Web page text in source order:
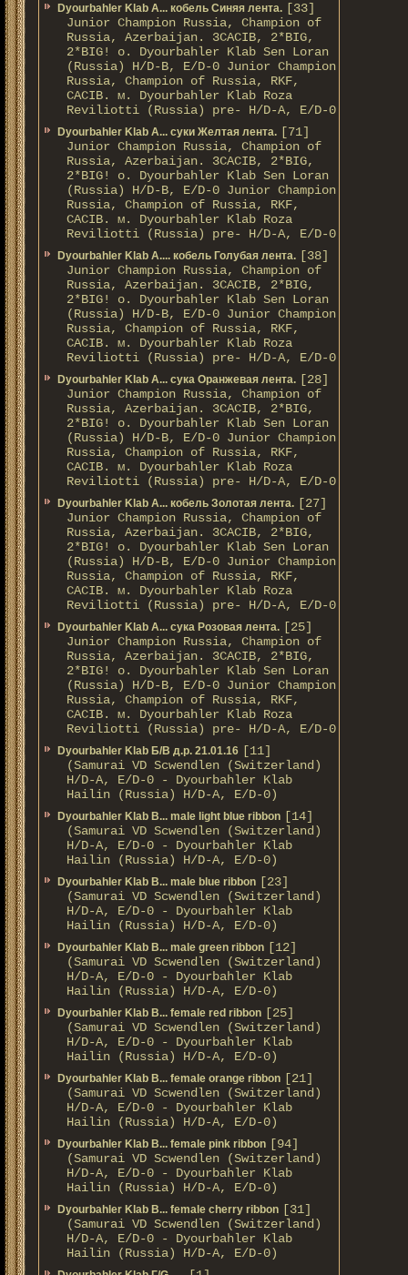
Dyourbahler Klab A... кобель Синяя лента. [33]
Junior Champion Russia, Champion of
Russia, Azerbaijan. 3CACIB, 2*BIG,
2*BIG! о. Dyourbahler Klab Sen Loran
(Russia) H/D-B, E/D-0 Junior Champion
Russia, Champion of Russia, RKF,
CACIB. м. Dyourbahler Klab Roza
Reviliotti (Russia) pre- H/D-A, E/D-0
Dyourbahler Klab A... суки Желтая лента. [71]
Junior Champion Russia, Champion of
Russia, Azerbaijan. 3CACIB, 2*BIG,
2*BIG! о. Dyourbahler Klab Sen Loran
(Russia) H/D-B, E/D-0 Junior Champion
Russia, Champion of Russia, RKF,
CACIB. м. Dyourbahler Klab Roza
Reviliotti (Russia) pre- H/D-A, E/D-0
Dyourbahler Klab A.... кобель Голубая лента. [38]
Junior Champion Russia, Champion of
Russia, Azerbaijan. 3CACIB, 2*BIG,
2*BIG! о. Dyourbahler Klab Sen Loran
(Russia) H/D-B, E/D-0 Junior Champion
Russia, Champion of Russia, RKF,
CACIB. м. Dyourbahler Klab Roza
Reviliotti (Russia) pre- H/D-A, E/D-0
Dyourbahler Klab A... сука Оранжевая лента. [28]
Junior Champion Russia, Champion of
Russia, Azerbaijan. 3CACIB, 2*BIG,
2*BIG! о. Dyourbahler Klab Sen Loran
(Russia) H/D-B, E/D-0 Junior Champion
Russia, Champion of Russia, RKF,
CACIB. м. Dyourbahler Klab Roza
Reviliotti (Russia) pre- H/D-A, E/D-0
Dyourbahler Klab A... кобель Золотая лента. [27]
Junior Champion Russia, Champion of
Russia, Azerbaijan. 3CACIB, 2*BIG,
2*BIG! о. Dyourbahler Klab Sen Loran
(Russia) H/D-B, E/D-0 Junior Champion
Russia, Champion of Russia, RKF,
CACIB. м. Dyourbahler Klab Roza
Reviliotti (Russia) pre- H/D-A, E/D-0
Dyourbahler Klab A... сука Розовая лента. [25]
Junior Champion Russia, Champion of
Russia, Azerbaijan. 3CACIB, 2*BIG,
2*BIG! о. Dyourbahler Klab Sen Loran
(Russia) H/D-B, E/D-0 Junior Champion
Russia, Champion of Russia, RKF,
CACIB. м. Dyourbahler Klab Roza
Reviliotti (Russia) pre- H/D-A, E/D-0
Dyourbahler Klab Б/B д.р. 21.01.16 [11]
(Samurai VD Scwendlen (Switzerland)
H/D-A, E/D-0 - Dyourbahler Klab
Hailin (Russia) H/D-A, E/D-0)
Dyourbahler Klab B... male light blue ribbon [14]
(Samurai VD Scwendlen (Switzerland)
H/D-A, E/D-0 - Dyourbahler Klab
Hailin (Russia) H/D-A, E/D-0)
Dyourbahler Klab B... male blue ribbon [23]
(Samurai VD Scwendlen (Switzerland)
H/D-A, E/D-0 - Dyourbahler Klab
Hailin (Russia) H/D-A, E/D-0)
Dyourbahler Klab B... male green ribbon [12]
(Samurai VD Scwendlen (Switzerland)
H/D-A, E/D-0 - Dyourbahler Klab
Hailin (Russia) H/D-A, E/D-0)
Dyourbahler Klab B... female red ribbon [25]
(Samurai VD Scwendlen (Switzerland)
H/D-A, E/D-0 - Dyourbahler Klab
Hailin (Russia) H/D-A, E/D-0)
Dyourbahler Klab B... female orange ribbon [21]
(Samurai VD Scwendlen (Switzerland)
H/D-A, E/D-0 - Dyourbahler Klab
Hailin (Russia) H/D-A, E/D-0)
Dyourbahler Klab B... female pink ribbon [94]
(Samurai VD Scwendlen (Switzerland)
H/D-A, E/D-0 - Dyourbahler Klab
Hailin (Russia) H/D-A, E/D-0)
Dyourbahler Klab B... female cherry ribbon [31]
(Samurai VD Scwendlen (Switzerland)
H/D-A, E/D-0 - Dyourbahler Klab
Hailin (Russia) H/D-A, E/D-0)